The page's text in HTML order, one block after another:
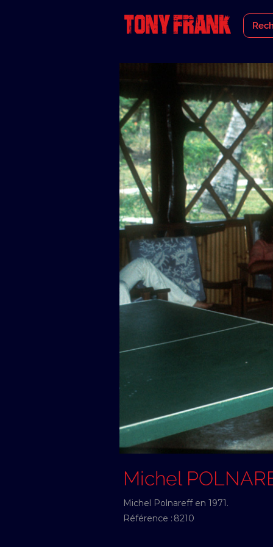
Michel
Michel Polnareff en 1971.
Référence : 8210